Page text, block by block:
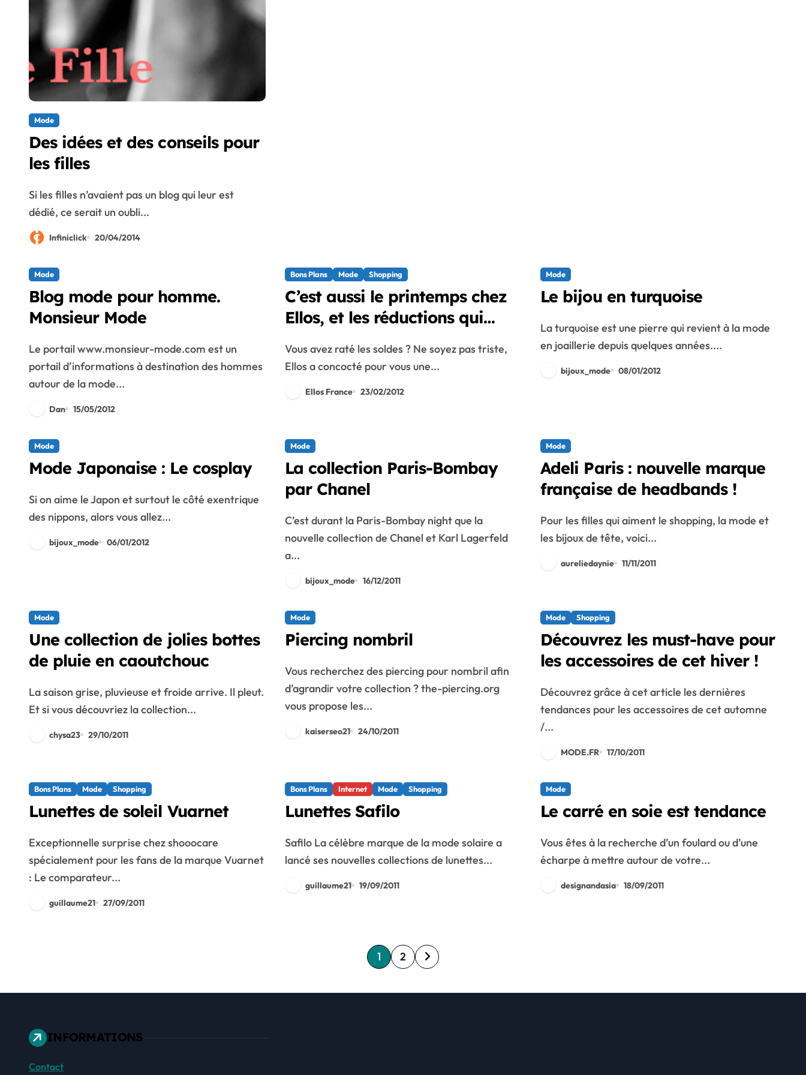
Mode
Des idées et des conseils pour
les filles
Si les filles n’avaient pas un blog qui leur est
dédié, ce serait un oubli...
Infiniclick 20/04/2014
Mode
Blog mode pour homme.
Monsieur Mode
Le portail www.monsieur-mode.com est un
portail d’informations à destination des hommes
autour de la mode...
Dan 15/05/2012
Bons Plans Mode Shopping
C’est aussi le printemps chez
Ellos, et les réductions qui
Vous avez raté les soldes ? Ne soyez pas triste,
Ellos a concocté pour vous une...
Ellos France 23/02/2012
Mode
Le bijou en turquoise
La turquoise est une pierre qui revient à la mode
en joaillerie depuis quelques années....
bijoux_mode 08/01/2012
Mode
Mode Japonaise : Le cosplay
Si on aime le Japon et surtout le côté exentrique
des nippons, alors vous allez...
bijoux_mode 06/01/2012
Mode
La collection Paris-Bombay
par Chanel
C’est durant la Paris-Bombay night que la
nouvelle collection de Chanel et Karl Lagerfeld
a...
bijoux_mode 16/12/2011
Mode
Adeli Paris : nouvelle marque
française de headbands !
Pour les filles qui aiment le shopping, la mode et
les bijoux de tête, voici...
aureliedaynie 11/11/2011
Mode
Une collection de jolies bottes
de pluie en caoutchouc
La saison grise, pluvieuse et froide arrive. Il pleut.
Et si vous découvriez la collection...
chysa23 29/10/2011
Mode
Piercing nombril
Vous recherchez des piercing pour nombril afin
d’agrandir votre collection ? the-piercing.org
vous propose les...
kaiserseo21 24/10/2011
Mode Shopping
Découvrez les must-have pour
les accessoires de cet hiver !
Découvrez grâce à cet article les dernières
tendances pour les accessoires de cet automne
/...
MODE.FR 17/10/2011
Bons Plans Mode Shopping
Lunettes de soleil Vuarnet
Exceptionnelle surprise chez shooocare
spécialement pour les fans de la marque Vuarnet
: Le comparateur...
guillaume21 27/09/2011
Bons Plans Internet Mode Shopping
Lunettes Safilo
Safilo La célèbre marque de la mode solaire a
lancé ses nouvelles collections de lunettes...
guillaume21 19/09/2011
Mode
Le carré en soie est tendance
Vous êtes à la recherche d’un foulard ou d’une
écharpe à mettre autour de votre...
designandasia 18/09/2011
P1 2
INFORMATIONS
Contact